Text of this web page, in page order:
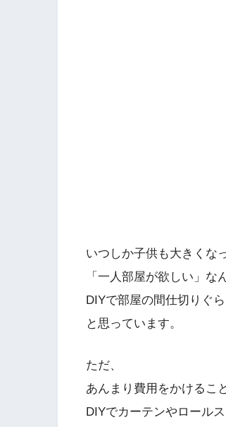
いつしか子供も大きくな
「一人部屋が欲しい」な
DIYで部屋の間仕切りぐ
と思っています。
ただ、
あんまり費用をかけるこ
DIYでカーテンやロール